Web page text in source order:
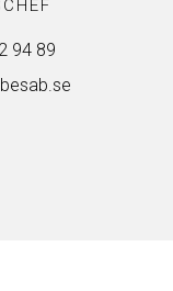
94 89